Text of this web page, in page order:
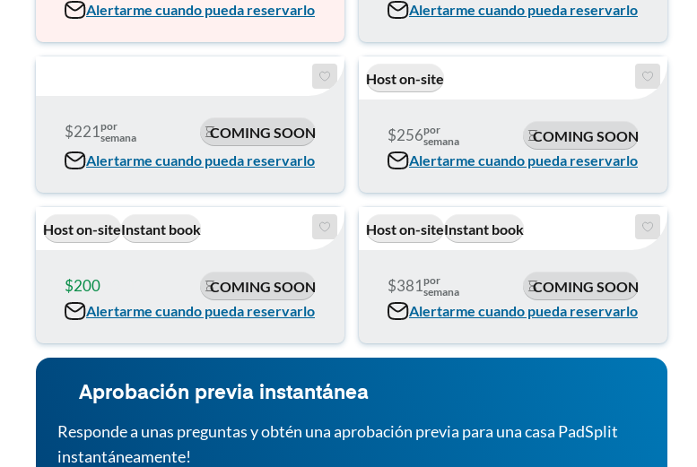
Alertarme cuando pueda reservarlo
Alertarme cuando pueda reservarlo
$221por
semana
COMING SOON
Alertarme cuando pueda reservarlo
Host on-site
$256por
semana
COMING SOON
Alertarme cuando pueda reservarlo
Host on-siteInstant book
$200
COMING SOON
Alertarme cuando pueda reservarlo
Host on-siteInstant book
$381por
semana
COMING SOON
Alertarme cuando pueda reservarlo
Aprobación previa instantánea
Responde a unas preguntas y obtén una aprobación previa para una casa PadSplit
instantáneamente!